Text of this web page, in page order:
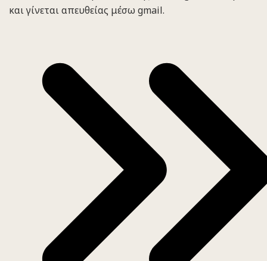
και γίνεται απευθείας μέσω gmail.